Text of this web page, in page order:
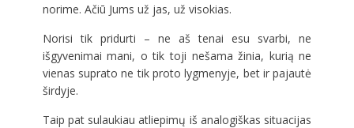
norime. Ačiū Jums už jas, už visokias.
Norisi tik pridurti – ne aš tenai esu svarbi, ne
išgyvenimai mani, o tik toji nešama žinia, kurią ne
vienas suprato ne tik proto lygmenyje, bet ir pajautė
širdyje.
Taip pat sulaukiau atliepimų iš analogiškas situacijas